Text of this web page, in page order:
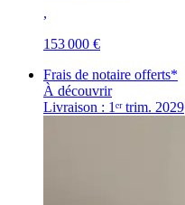
,
153 000 €
Frais de notaire offerts*
À découvrir
Livraison : 1ᵉʳ trim. 2029